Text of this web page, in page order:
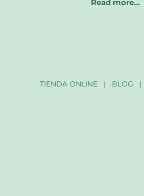
Read more…
TIENDA ONLINE| BLOG |